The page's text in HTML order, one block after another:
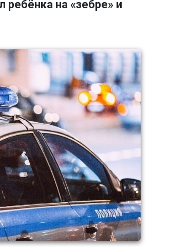
ребёнка на «зебре» и